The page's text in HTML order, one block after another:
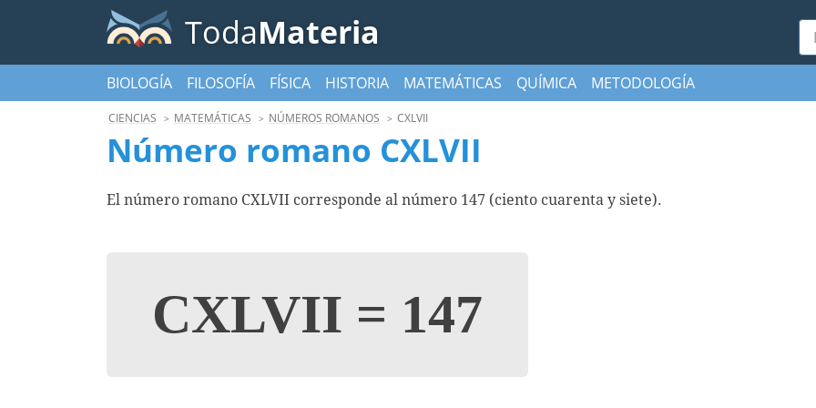
TodaMateria
BIOLOGÍA FILOSOFÍA FÍSICA HISTORIA MATEMÁTICAS QUÍMICA METODOLOGÍA
CIENCIAS MATEMÁTICAS NÚMEROS ROMANOS CXLVII
Número romano CXLVII
El número romano CXLVII corresponde al número 147 (ciento cuarenta y siete).
CXLVII = 147